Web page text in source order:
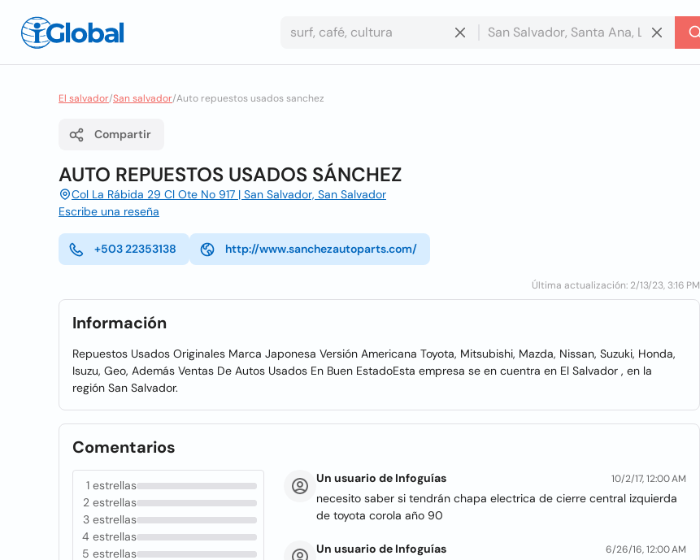
El salvador/San salvador/Auto repuestos usados sanchez
Compartir
AUTO REPUESTOS USADOS SÁNCHEZ
Col La Rábida 29 Cl Ote No 917 | San Salvador, San Salvador
Escribe una reseña
+503 22353138 http://www.sanchezautoparts.com/
Última actualización: 2/13/23, 3:16 PM
Información
Repuestos Usados Originales Marca Japonesa Versión Americana Toyota, Mitsubishi, Mazda, Nissan, Suzuki, Honda,
Isuzu, Geo, Además Ventas De Autos Usados En Buen EstadoEsta empresa se en cuentra en El Salvador , en la
región San Salvador.
Comentarios
1 estrellas
2 estrellas
3 estrellas
4 estrellas
5 estrellas
Un usuario de Infoguías 10/2/17, 12:00 AM
necesito saber si tendrán chapa electrica de cierre central izquierda
de toyota corola año 90
Un usuario de Infoguías 6/26/16, 12:00 AM